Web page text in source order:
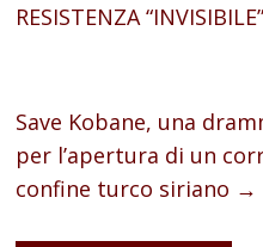
RESISTENZA “INVISIBILE”
Save Kobane, una
per l’apertura di un
confine turco siriano →